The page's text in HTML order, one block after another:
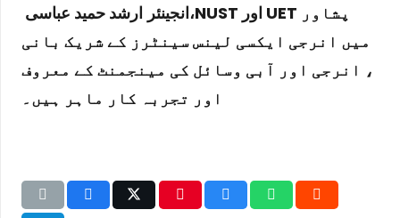
انجینئر ارشد حمید عباسی ،NUST UET
میں انرجی ایکسی لینس سینٹرز کے شریک بانی
، انرجی اور آبی وسائل کی مینجمنٹ کے معروف
اور تجربہ کار ماہر ہیں۔